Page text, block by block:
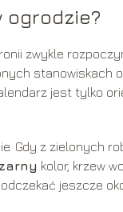
ogrodzie?
zwykle
jest tylko
Gdy z zielonych
kolor, krzew
jeszcze